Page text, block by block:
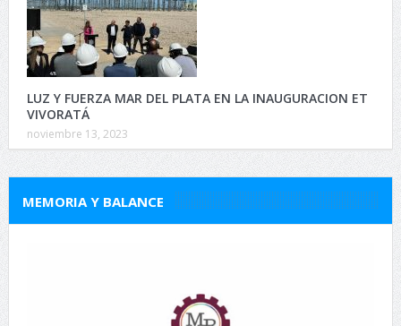
LUZ Y FUERZA MAR DEL PLATA EN LA INAUGURACION ET
VIVORATÁ
noviembre 13, 2023
MEMORIA Y BALANCE